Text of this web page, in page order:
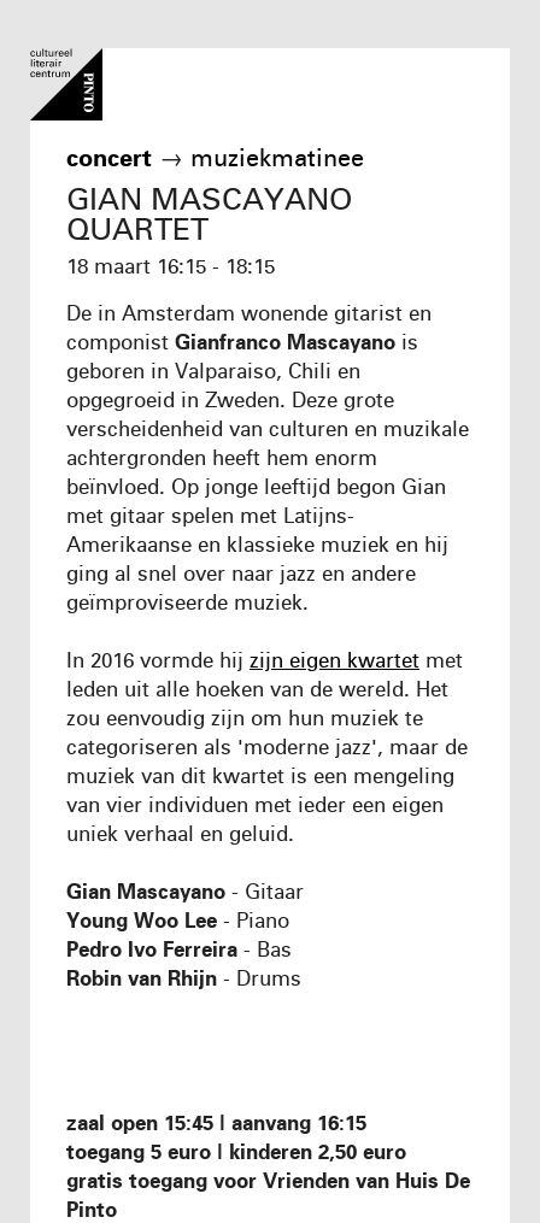
concert → muziekmatinee
GIAN MASCAYANO
QUARTET
18 maart 16:15 - 18:15
De in Amsterdam wonende gitarist en
componist Gianfranco Mascayano is
geboren in Valparaiso, Chili en
opgegroeid in Zweden. Deze grote
verscheidenheid van culturen en muzikale
achtergronden heeft hem enorm
beïnvloed. Op jonge leeftijd begon Gian
met gitaar spelen met Latijns-
Amerikaanse en klassieke muziek en hij
ging al snel over naar jazz en andere
geïmproviseerde muziek.
In 2016 vormde hij zijn eigen kwartet met
leden uit alle hoeken van de wereld. Het
zou eenvoudig zijn om hun muziek te
categoriseren als 'moderne jazz', maar de
muziek van dit kwartet is een mengeling
van vier individuen met ieder een eigen
uniek verhaal en geluid.
Gian Mascayano - Gitaar
Young Woo Lee - Piano
Pedro Ivo Ferreira - Bas
Robin van Rhijn - Drums
zaal open 15:45 | aanvang 16:15
toegang 5 euro | kinderen 2,50 euro
gratis toegang voor Vrienden van Huis De
Pinto